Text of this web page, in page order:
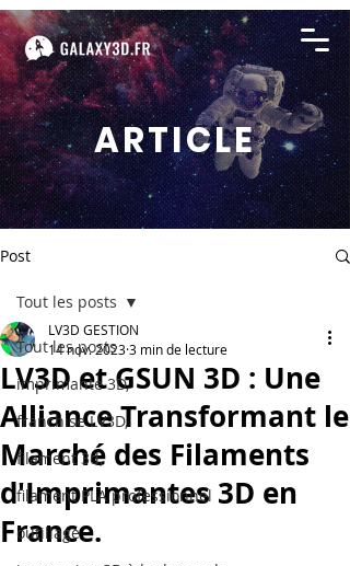
ARTICLE
Post
Tout les posts
imprimante 3D,
franchise LV3D,
filament 3d,
filament PLA professionnel
outillage
Tout les posts
LV3D et GSUN 3D : Une
Alliance Transformant le
Marché des Filaments
d'Imprimantes 3D en
France.
LV3D GESTION
14 nov. 20233 min de lecture